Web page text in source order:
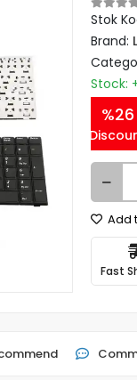
Stok
Brand:
Stock:
%26
Add
Fast